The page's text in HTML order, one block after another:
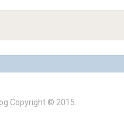
Copyright © 2015.